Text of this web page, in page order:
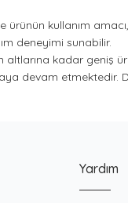
kullanım
deneyimi sunabilir.
kadar geniş
devam
Yardım